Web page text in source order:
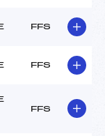
FFS
FFS
FFS